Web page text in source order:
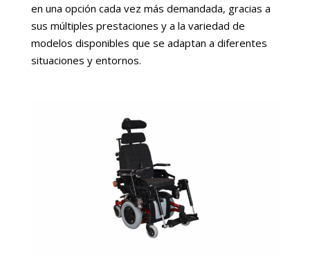
en una opción cada vez más demandada, gracias a
sus múltiples prestaciones y a la variedad de
modelos disponibles que se adaptan a diferentes
situaciones y entornos.